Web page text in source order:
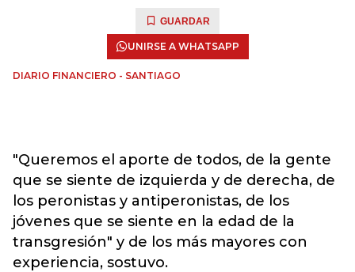
GUARDAR
UNIRSE A WHATSAPP
DIARIO FINANCIERO - SANTIAGO
"Queremos el aporte de todos, de la gente
que se siente de izquierda y de derecha, de
los peronistas y antiperonistas, de los
jóvenes que se siente en la edad de la
transgresión" y de los más mayores con
experiencia, sostuvo.